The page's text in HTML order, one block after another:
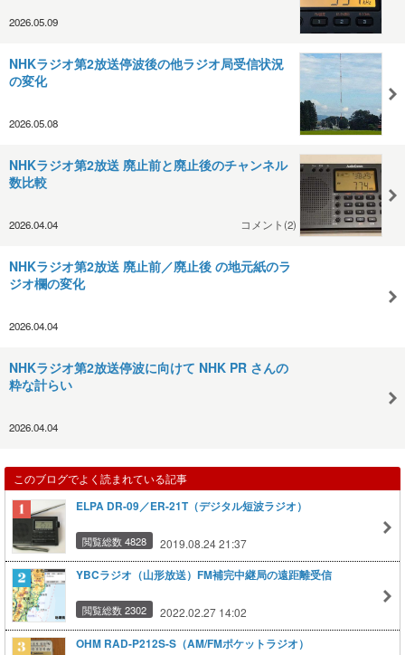
2026.05.09
NHKラジオ第2放送停波後の他ラジオ局受信状況
の変化
2026.05.08
NHKラジオ第2放送 廃止前と廃止後のチャンネル
数比較
2026.04.04 コメント(2)
NHKラジオ第2放送 廃止前／廃止後 の地元紙のラ
ジオ欄の変化
2026.04.04
NHKラジオ第2放送停波に向けて NHK PR さんの
粋な計らい
2026.04.04
このブログでよく読まれている記事
ELPA DR-09／ER-21T（デジタル短波ラジオ）
閲覧総数 4828 2019.08.24 21:37
YBCラジオ（山形放送）FM補完中継局の遠距離受信
閲覧総数 2302 2022.02.27 14:02
OHM RAD-P212S-S（AM/FMポケットラジオ）